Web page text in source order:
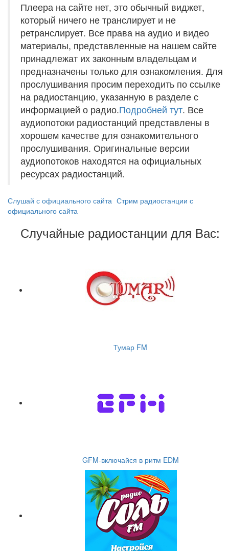
Плеера на сайте нет, это обычный виджет,
который ничего не транслирует и не
ретранслирует. Все права на аудио и видео
материалы, представленные на нашем сайте
принадлежат их законным владельцам и
предназначены только для ознакомления. Для
прослушивания просим переходить по ссылке
на радиостанцию, указанную в разделе с
информацией о радио.Подробней тут. Все
аудиопотоки радиостанций представлены в
хорошем качестве для ознакомительного
прослушивания. Оригинальные версии
аудиопотоков находятся на официальных
ресурсах радиостанций.
Слушай с официального сайта Стрим радиостанции с
официального сайта
Случайные радиостанции для Вас:
Тумар FM
GFM-включайся в ритм EDM